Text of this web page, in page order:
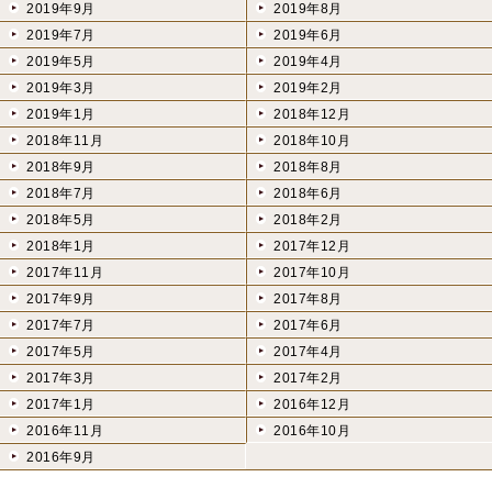
2019年9月
2019年8月
2019年7月
2019年6月
2019年5月
2019年4月
2019年3月
2019年2月
2019年1月
2018年12月
2018年11月
2018年10月
2018年9月
2018年8月
2018年7月
2018年6月
2018年5月
2018年2月
2018年1月
2017年12月
2017年11月
2017年10月
2017年9月
2017年8月
2017年7月
2017年6月
2017年5月
2017年4月
2017年3月
2017年2月
2017年1月
2016年12月
2016年11月
2016年10月
2016年9月